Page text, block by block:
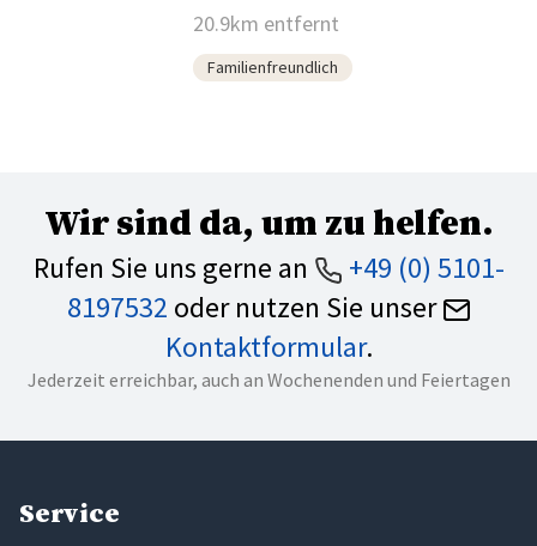
20.9km entfernt
Familienfreundlich
Wir sind da, um zu helfen.
Rufen Sie uns gerne an
+49 (0) 5101-
8197532 oder nutzen Sie unser
Kontaktformular.
Jederzeit erreichbar, auch an Wochenenden und Feiertagen
Service